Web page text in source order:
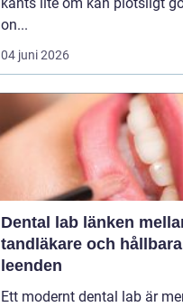
on...
04 juni 2026
Dental lab länken mellan
tandläkare och hållbara
leenden
Ett modernt dental lab är